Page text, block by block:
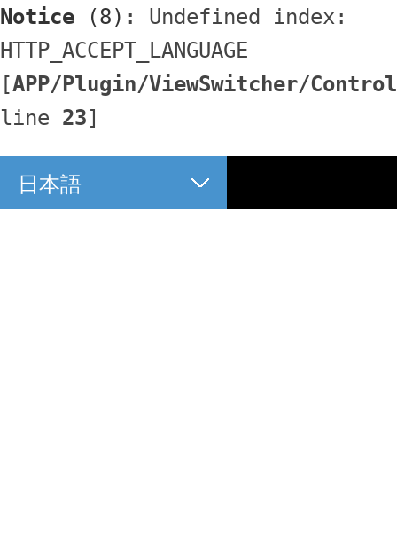
Notice (8) : Undefined index:
HTTP_ACCEPT_LANGUAGE
[APP/Plugin/ViewSwitcher/
line 23]
日本語